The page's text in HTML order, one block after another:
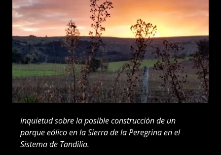
Inquietud sobre la posible construcción de un
parque eólico en la Sierra de la Peregrina en el
Sistema de Tandilia.